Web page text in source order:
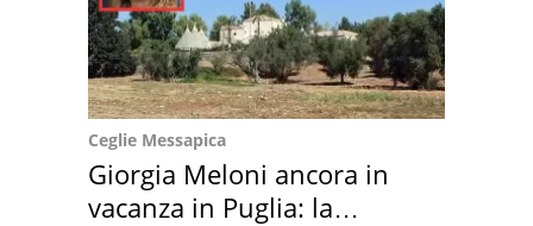
Ceglie Messapica
Giorgia Meloni ancora in
vacanza in Puglia: la